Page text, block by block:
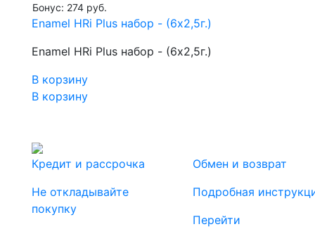
Бонус: 274 руб.
Enamel HRi Plus набор - (6х2,5г.)
Enamel HRi Plus набор - (6х2,5г.)
В корзину
В корзину
Кредит и рассрочка
Не откладывайте
покупку
Обмен и возврат
Подробная
Перейти